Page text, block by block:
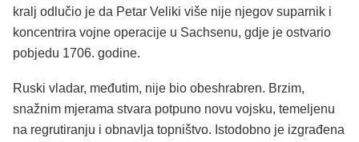
kralj odlučio je da Petar Veliki više nije njegov suparnik i
koncentrira vojne operacije u Sachsenu, gdje je ostvario
pobjedu 1706. godine.
Ruski vladar, međutim, nije bio obeshrabren. Brzim,
snažnim mjerama stvara potpuno novu vojsku, temeljenu
na regrutiranju i obnavlja topništvo. Istodobno je izgrađena